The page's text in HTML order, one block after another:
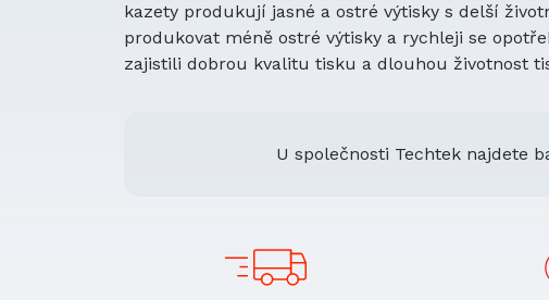
kazety produkují jasné a ostré výtisky s delší
produkovat méně ostré výtisky a rychleji se
zajistili dobrou kvalitu tisku a dlouhou životnost
U společnosti Techtek najdete